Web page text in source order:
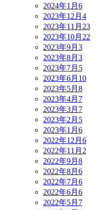
2024年1月 6
2023年12月 4
2023年11月 23
2023年10月 22
2023年9月 3
2023年8月 3
2023年7月 5
2023年6月 10
2023年5月 8
2023年4月 7
2023年3月 7
2023年2月 5
2023年1月 6
2022年12月 6
2022年11月 2
2022年9月 8
2022年8月 6
2022年7月 6
2022年6月 6
2022年5月 7